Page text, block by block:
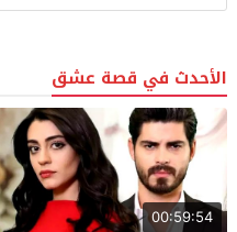
الأحدث في قصة عشق
00:59:54